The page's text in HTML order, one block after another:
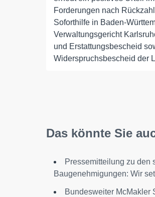
Forderungen nach
Soforthilfe in Baden-
Verwaltungsgericht
und Erstattungsbescheid
Widerspruchsbescheid der
Das könnte Sie
Pressemitteilung zu den
Baugenehmigungen: Wir
Bundesweiter McMakler